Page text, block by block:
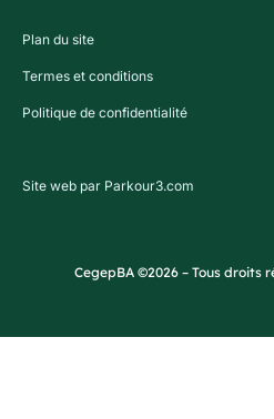
Plan du site
Termes et conditions
Politique de confidentialité
Site web par Parkour3.com
CegepBA ©2026 – Tous droits